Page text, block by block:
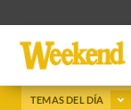
TEMAS DEL DÍA